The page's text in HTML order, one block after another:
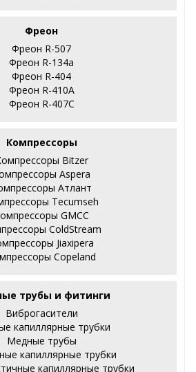
Фреон
Фреон R-507
Фреон R-134a
Фреон R-404
Фреон R-410А
Фреон R-407С
Компрессоры
Bitzer
Aspera
Атлант
Tecumseh
GMCC
ColdStream
Jiaxipera
Copeland
трубы и фитинги
Виброгасители
капиллярные трубки
Медные трубы
капиллярные трубки
капиллярные трубки